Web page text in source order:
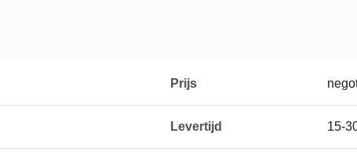
Prijs
Levertijd 15-